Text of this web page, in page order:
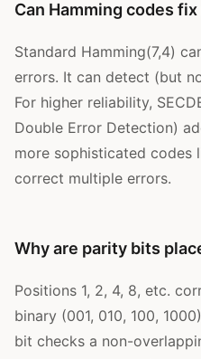
Can Hamming codes
Standard Hamming(7,4)
errors. It can detect (but
For higher reliability,
Double Error Detection)
more sophisticated codes
correct multiple errors.
Why are parity bits
Positions 1, 2, 4, 8, etc.
binary (001, 010, 100,
bit checks a non-